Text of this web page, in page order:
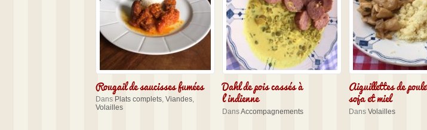
Rougail de saucisses fumées
Dans Plats complets, Viandes,
Volailles
Dahl de pois cassés à
l’indienne
DansAccompagnements
Aiguillettes de
soja et miel
Dans Volailles